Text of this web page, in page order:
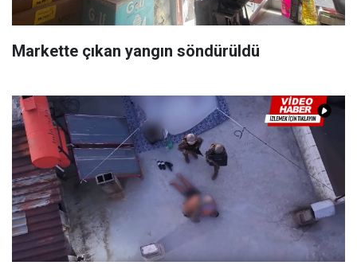
Markette çıkan yangın söndürüldü